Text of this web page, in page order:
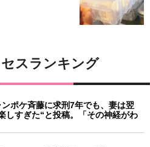
スランキング
ンポケ斉藤に求刑7年でも、妻は翌
しすぎた“と投稿。「その神経がわ